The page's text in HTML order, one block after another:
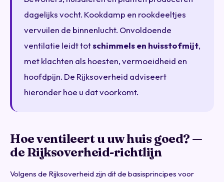
dagelijks vocht. Kookdamp en rookdeeltjes
vervuilen de binnenlucht. Onvoldoende
ventilatie leidt totschimmels en huisstofmijt,
met klachten als hoesten, vermoeidheid en
hoofdpijn. De Rijksoverheid adviseert
hieronder hoe u dat voorkomt.
Hoe ventileert u uw huis goed? —
de Rijksoverheid-richtlijn
Volgens de Rijksoverheid zijn dit de basisprincipes voor